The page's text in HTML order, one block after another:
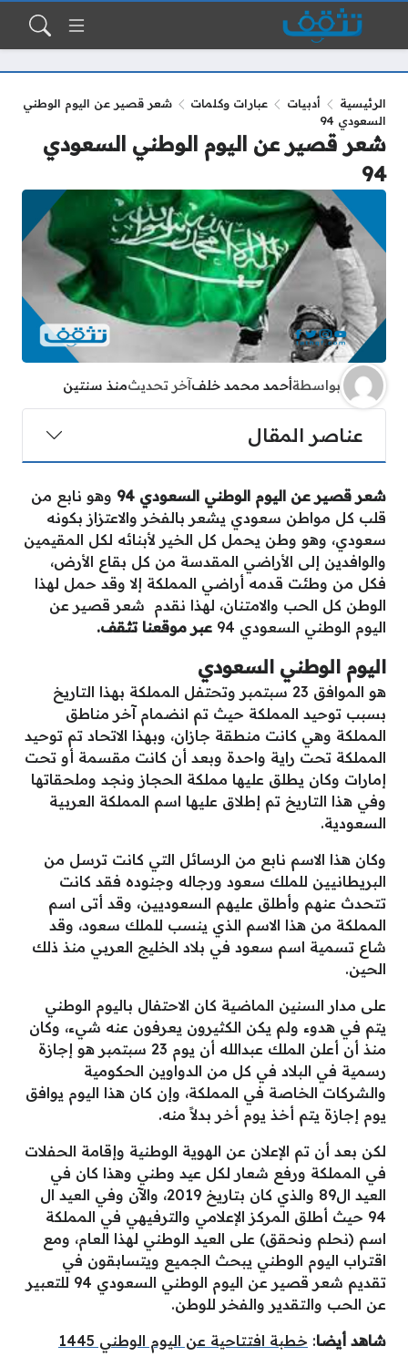
الرئيسية أدبيات عبارات وكلمات
شعر قصير عن اليوم الوطني
السعودي 94
شعر قصير عن اليوم الوطني السعودي
94
بواسطةأحمد محمد خلفآخر تحديثمنذ سنتين
عناصر المقال
شعر قصير عن اليوم الوطني السعودي 94
وهو نابع من
قلب كل مواطن سعودي يشعر بالفخر والاعتزاز بكونه
سعودي، وهو وطن يحمل كل الخير لأبنائه لكل المقيمين
والوافدين إلى الأراضي المقدسة من كل بقاع الأرض،
فكل من وطئت قدمه أراضي المملكة إلا وقد حمل لهذا
الوطن كل الحب والامتنان، لهذا نقدم شعر قصير عن
اليوم الوطني السعودي 94
عبر موقعنا تثقف.
اليوم الوطني السعودي
هو الموافق 23 سبتمبر وتحتفل المملكة بهذا التاريخ
بسبب توحيد المملكة حيث تم انضمام آخر مناطق
المملكة وهي كانت منطقة جازان، وبهذا الاتحاد تم توحيد
المملكة تحت راية واحدة وبعد أن كانت مقسمة أو تحت
إمارات وكان يطلق عليها مملكة الحجاز ونجد وملحقاتها
وفي هذا التاريخ تم إطلاق عليها اسم المملكة العربية
السعودية.
وكان هذا الاسم نابع من الرسائل التي كانت ترسل من
البريطانيين للملك سعود ورجاله وجنوده فقد كانت
تتحدث عنهم وأطلق عليهم السعوديين، وقد أتى اسم
المملكة من هذا الاسم الذي ينسب للملك سعود، وقد
شاع تسمية اسم سعود في بلاد الخليج العربي منذ ذلك
الحين.
على مدار السنين الماضية كان الاحتفال باليوم الوطني
يتم في هدوء ولم يكن الكثيرون يعرفون عنه شيء، وكان
منذ أن أعلن الملك عبدالله أن يوم 23 سبتمبر هو إجازة
رسمية في البلاد في كل من الدواوين الحكومية
والشركات الخاصة في المملكة، وإن كان هذا اليوم يوافق
يوم إجازة يتم أخذ يوم أخر بدلاً منه.
لكن بعد أن تم الإعلان عن الهوية الوطنية وإقامة الحفلات
في المملكة ورفع شعار لكل عيد وطني وهذا كان في
العيد ال89 والذي كان بتاريخ 2019، والآن وفي العيد ال
94 حيث أطلق المركز الإعلامي والترفيهي في المملكة
اسم (نحلم ونحقق) على العيد الوطني لهذا العام، ومع
اقتراب اليوم الوطني يبحث الجميع ويتسابقون في
تقديم شعر قصير عن اليوم الوطني السعودي 94 للتعبير
عن الحب والتقدير والفخر للوطن.
شاهد أيضا: خطبة افتتاحية عن اليوم الوطني 1445